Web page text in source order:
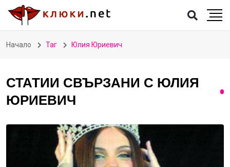
Начало Таг Юлия Юриевич
СТАТИИ СВЪРЗАНИ С ЮЛИЯ
ЮРИЕВИЧ